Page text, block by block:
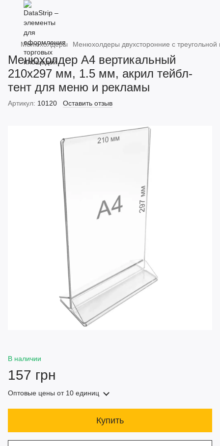
Менюхолдеры Менюхолдеры двухсторонние с треугольной
Менюхолдер А4 вертикальный
210x297 мм, 1.5 мм, акрил тейбл-
тент для меню и рекламы
Артикул: 10120 Оставить отзыв
В наличии
157 грн
Оптовые цены от 10 единиц
Купить